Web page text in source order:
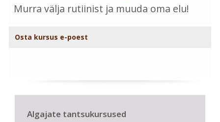
Murra välja rutiinist ja muuda oma elu!
Osta kursus e-poest
Algajate tantsukursused